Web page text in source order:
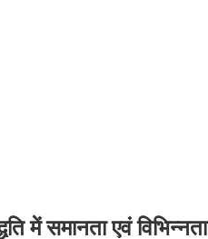
में समानता एवं विभिन्नता